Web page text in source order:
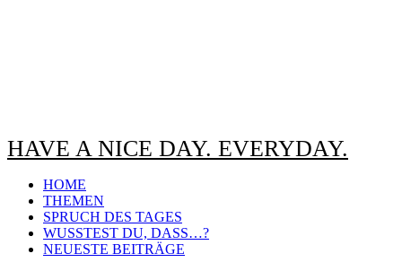
HAVE A NICE DAY. EVERYDAY.
HOME
THEMEN
SPRUCH DES TAGES
WUSSTEST DU, DASS…?
NEUESTE BEITRÄGE